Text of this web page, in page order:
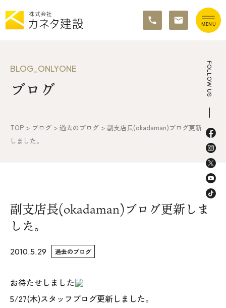
イベント情報
施工の流れ&アフターサポート
不動産情報
WoodStrucX™（ウッドストラクス™）
ISSH糸魚川住宅認定基準
FOLLOW US
BLOG_ONLYONE
ブログ
TOP > ブログ > 過去のブログ > 副支店長(okadaman)ブログ更新
しました。
副支店長(okadaman)ブログ更新しま
した。
2010.5.29 過去のブログ
お待たせしました
5/27(木)スタッフブログ更新しました。